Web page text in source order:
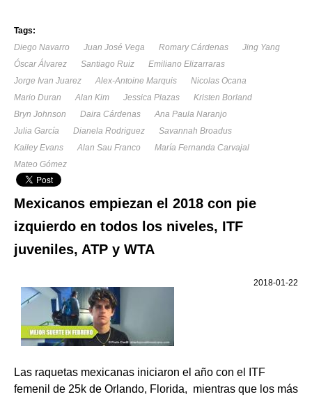
Tags:
Diego Navarro
Juan José Vega Romary Cárdenas
Jing Yang
Óscar Álvarez
Santiago Ruiz
Emiliano Elizarraras
Jorge Ivan Juarez
Alex-Antoine Marquis
Nicolas Ocana
Mario Duran
Alan Kim Jessica Plazas
Kristen Borland
Bryn Johnson
Daira Cárdenas
Ana Paula Naranjo
Julia García
Dianela Rodriguez
Savannah Broadus
Kailey Evans
Alan Sau Franco
María Fernanda Carvajal
Mateo Gómez
Mexicanos empiezan el 2018 con pie
izquierdo en todos los niveles, ITF
juveniles, ATP y WTA
2018-01-22
Las raquetas mexicanas iniciaron el año con el ITF
femenil de 25k de Orlando, Florida, mientras que los más